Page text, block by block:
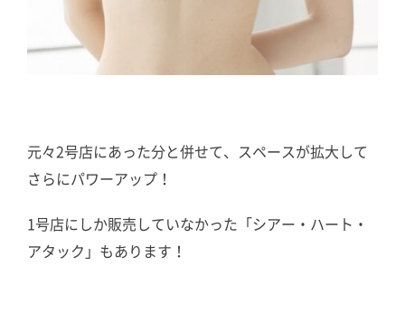
元々2号店にあった分と併せて、スペースが拡大して
さらにパワーアップ！
1号店にしか販売していなかった「シアー・ハート・
アタック」もあります！